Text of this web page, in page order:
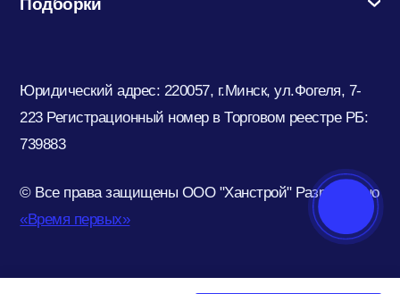
Юридический адрес: 220057, г.Минск, ул.Фогеля, 7-
223 Регистрационный номер в Торговом реестре РБ:
739883
© Все права защищены ООО "Ханстрой" Разработано
«Время первых»